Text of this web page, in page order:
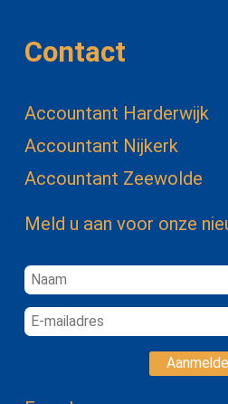
Contact
Accountant Harderwijk
Accountant Nijkerk
Accountant Zeewolde
Meld u aan voor onze